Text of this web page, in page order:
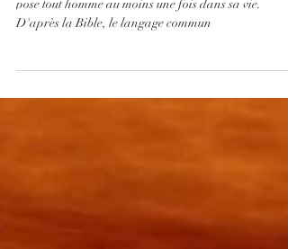
L'harmonie retrouvée à la fin du monde
pose tout homme au moins une fois dans sa vie.